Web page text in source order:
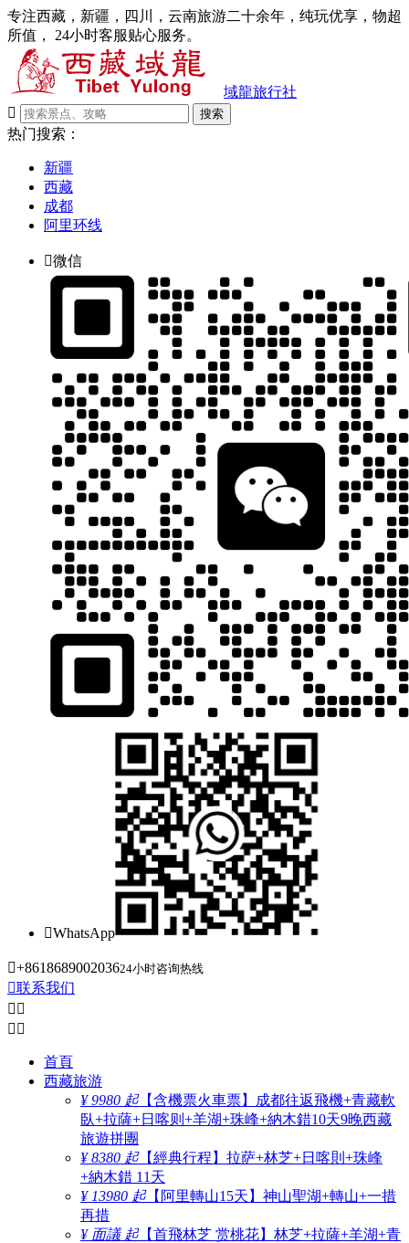
专注西藏，新疆，四川，云南旅游二十余年，纯玩优享，物超
所值， 24小时客服贴心服务。
域龍旅行社

搜索
热门搜索：
新疆
西藏
成都
阿里环线
微信
WhatsApp
+861868900203624小时咨询热线
联系我们
 
 
首頁
西藏旅游
¥ 9980 起【含機票火車票】成都往返飛機+青藏軟
臥+拉薩+日喀则+羊湖+珠峰+納木錯10天9晚西藏
旅遊拼團
¥ 8380 起【經典行程】拉萨+林芝+日喀則+珠峰
+納木錯 11天
¥ 13980 起【阿里轉山15天】神山聖湖+轉山+一措
再措
¥ 面議 起【首飛林芝 赏桃花】林芝+拉薩+羊湖+青